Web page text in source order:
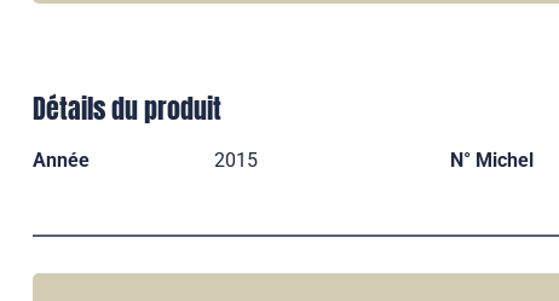
Détails du produit
Année 2015 N° Michel